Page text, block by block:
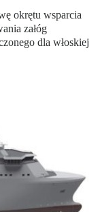
okrętu wsparcia
załóg
dla włoskiej